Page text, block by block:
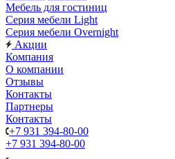
Мебель для гостиниц
Серия мебели Light
Серия мебели Overnight
Акции
Компания
О компании
Отзывы
Контакты
Партнеры
Контакты
+7 931 394-80-00
+7 931 394-80-00